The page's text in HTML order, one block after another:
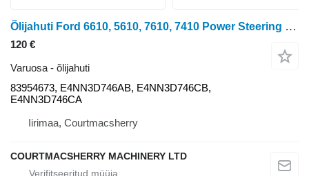
Õlijahuti Ford 6610, 5610, 7610, 7410 Power Steering Oil Cooler E4nn3d746ab, 83 83954673 tüübi jaoks ratastraktori
120 €
Varuosa - õlijahuti
83954673, E4NN3D746AB, E4NN3D746CB,
E4NN3D746CA
Iirimaa, Courtmacsherry
COURTMACSHERRY MACHINERY LTD